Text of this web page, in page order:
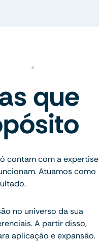
que
contam com a expertise
Atuamos como
no universo da sua
A partir disso,
aplicação e expansão.